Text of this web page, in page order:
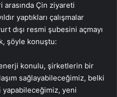
arasında Çin ziyareti
yaptıkları çalışmalar
dışı resmi şubesini açmayı
şöyle konuştu:
konulu, şirketlerin bir
sağlayabileceğimiz, belki
yeni